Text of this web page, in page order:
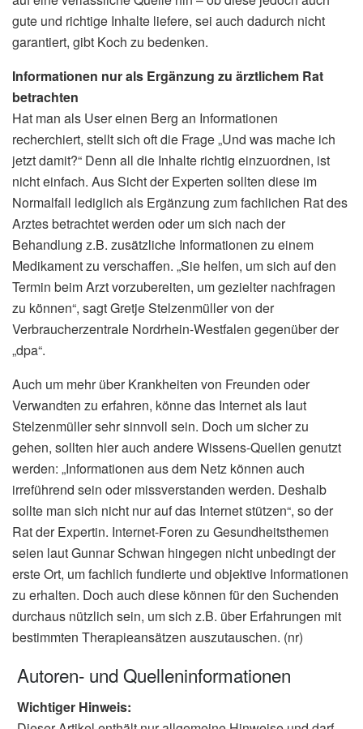
gute und richtige Inhalte liefere, sei auch dadurch nicht
garantiert, gibt Koch zu bedenken.
Informationen nur als Ergänzung zu ärztlichem Rat
betrachten
Hat man als User einen Berg an Informationen
recherchiert, stellt sich oft die Frage „Und was mache ich
jetzt damit?“ Denn all die Inhalte richtig einzuordnen, ist
nicht einfach. Aus Sicht der Experten sollten diese im
Normalfall lediglich als Ergänzung zum fachlichen Rat des
Arztes betrachtet werden oder um sich nach der
Behandlung z.B. zusätzliche Informationen zu einem
Medikament zu verschaffen. „Sie helfen, um sich auf den
Termin beim Arzt vorzubereiten, um gezielter nachfragen
zu können“, sagt Gretje Stelzenmüller von der
Verbraucherzentrale Nordrhein-Westfalen gegenüber der
„dpa“.
Auch um mehr über Krankheiten von Freunden oder
Verwandten zu erfahren, könne das Internet als laut
Stelzenmüller sehr sinnvoll sein. Doch um sicher zu
gehen, sollten hier auch andere Wissens-Quellen genutzt
werden: „Informationen aus dem Netz können auch
irreführend sein oder missverstanden werden. Deshalb
sollte man sich nicht nur auf das Internet stützen“, so der
Rat der Expertin. Internet-Foren zu Gesundheitsthemen
seien laut Gunnar Schwan hingegen nicht unbedingt der
erste Ort, um fachlich fundierte und objektive Informationen
zu erhalten. Doch auch diese können für den Suchenden
durchaus nützlich sein, um sich z.B. über Erfahrungen mit
bestimmten Therapieansätzen auszutauschen. (nr)
Autoren- und Quelleninformationen
Wichtiger Hinweis: